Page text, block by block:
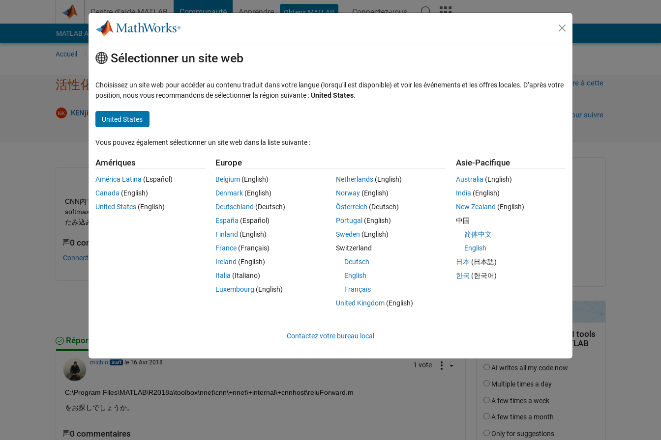
Centre d’aide MATLAB Communauté Apprendre Obtenir MATLAB Connectez-vous
MATLAB Answers File Exchange Cody
Accueil Poser une question Parcourir
活性化関数の定義とソースの確認
KENji 14 Avr 2018 2 Réponses
Connectez-vous pour répondre à cette
Connectez-vous pour suivre
CNN内で使用する活性化関数の定義について確認したく， PC内のProgram Files\MATLAB\R2018a\toolbox\nnet\cnnにある
softmaxやReLu，Sigmoidなどのレイヤーのmファイルを見ているのですが， MATLABのHPにあるドキュメンテーション『た
たみ込みニューラル ネットワークの層の指定』にあるような数式は，どこのｍファイルに書かれているのでしょうか？
0 commentaires
Connectez-vous pour commenter.
Réponse acceptée
michio le 16 Avr 2018 1 vote
C:\Program Files\MATLAB\R2018a\toolbox\nnet\cnn\+nnet\+internal\+cnnhost\reluForward.m
をお探しでしょうか。
0 commentaires
KENji
le 14 Avr 2018
le 17 Avr 2018
Acceptée :
Sélectionner un site web
Choisissez un site web pour accéder au contenu traduit dans votre langue (lorsqu'il est disponible) et voir les événements et les offres locales. D’après votre
position, nous vous recommandons de sélectionner la région suivante :United States.
United States
Vous pouvez également sélectionner un site web dans la liste suivante :
Amériques
América Latina (Español)
Canada (English)
United States (English)
Europe
Belgium (English)
Denmark (English)
Deutschland (Deutsch)
España (Español)
Finland (English)
France (Français)
Ireland (English)
Italia (Italiano)
Luxembourg (English)
Netherlands(English)
Norway(English)
Österreich (Deutsch)
Portugal (English)
Sweden (English)
Switzerland
Deutsch
English
Français
United Kingdom(English)
Asie-Pacifique
Australia (English)
India (English)
New Zealand (English)
中国
简体中文
English
日本 (日本語)
한국 (한국어)
Contactez votre bureau local